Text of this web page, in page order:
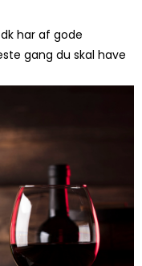
har af gode
gang du skal have